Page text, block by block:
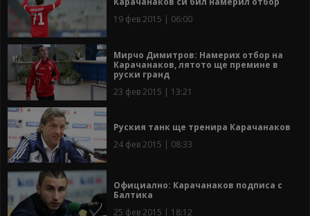
19 фев 2015 | 06:00
Мирчо Димитров: Намерих отбор на
Карачанаков, лятото ще премине в
руски гранд
23 фев 2015 | 13:21
Руския танк ще тренира Карачанаков
24 фев 2015 | 08:33
Официално: Карачанаков подписа с
Балтика
25 фев 2015 | 18:12